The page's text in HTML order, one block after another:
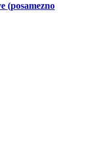
(posamezno